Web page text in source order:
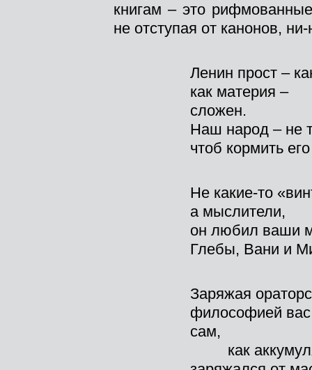
книгам – это
не отступая от канонов, ни-
Ленин прост –
как материя –
сложен.
Наш народ – не
чтоб кормить
Не какие-то
а мыслители,
он любил ваши
Глебы, Вани и
Заряжая
философией
сам,
как